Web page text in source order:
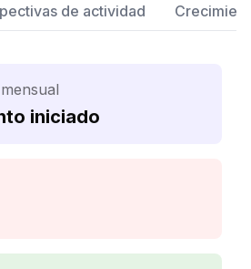
de actividad
iniciado